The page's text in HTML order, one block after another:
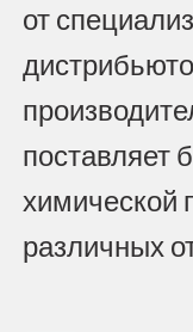
от
поставляет
химической
различных